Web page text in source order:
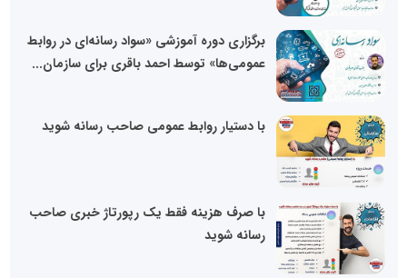
برگزاری دوره آموزشی «سواد رسانه‌ای در روابط
عمومی‌ها» توسط احمد باقری برای سازمان...
با دستیار روابط عمومی صاحب رسانه شوید
با صرف هزینه فقط یک رپورتاژ خبری صاحب
رسانه شوید